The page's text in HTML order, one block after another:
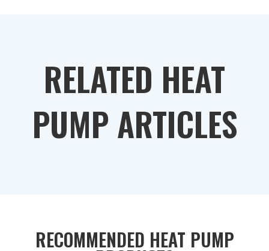
RELATED HEAT
PUMP ARTICLES
RECOMMENDED HEAT PUMP